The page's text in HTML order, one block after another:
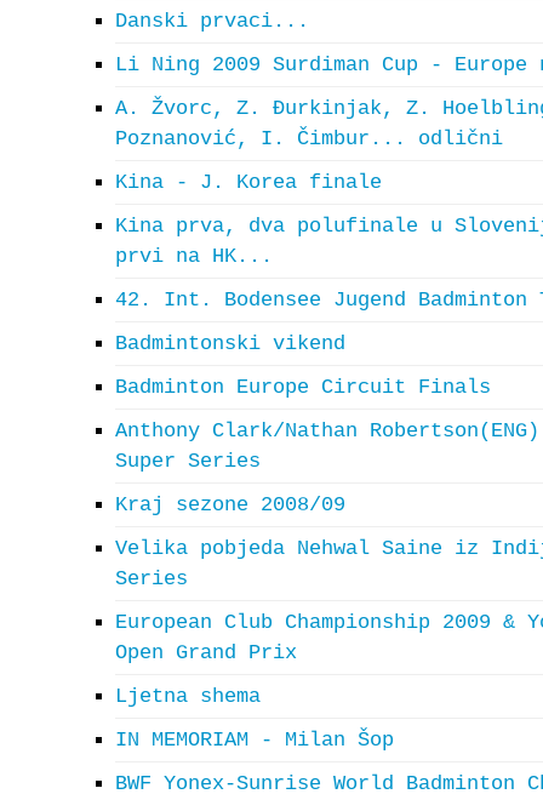
Danski prvaci...
Li Ning 2009 Surdiman Cup -
A. Žvorc, Z. Đurkinjak, Z.
Poznanović, I. Čimbur... odlični
Kina - J. Korea finale
Kina prva, dva polufinale u
prvi na HK...
42. Int. Bodensee Jugend Badminton
Badmintonski vikend
Badminton Europe Circuit Finals
Anthony Clark/Nathan
Super Series
Kraj sezone 2008/09
Velika pobjeda Nehwal Saine iz
Series
European Club Championship 2009 &
Open Grand Prix
Ljetna shema
IN MEMORIAM - Milan Šop
BWF Yonex-Sunrise World Badminton